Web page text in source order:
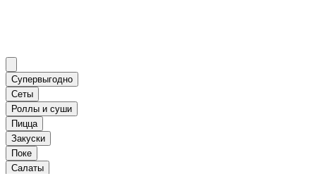
Супервыгодно
Сеты
Роллы и суши
Пицца
Закуски
Поке
Салаты